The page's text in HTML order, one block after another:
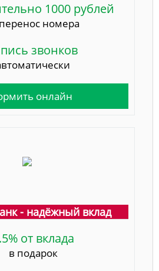
1000 рублей
номера
звонков
онлайн
- надёжный вклад
от вклада
в подарок